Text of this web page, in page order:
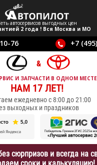
автосервисов выгодныx цен
2 года ! Вся Москва и МО
76 +7
И ЗАПЧАСТИ В ОДНОМ МЕСТЕ
НАМ 17 ЛЕТ!
ежедневно с 8:00 до 21:00
выходных и праздников
сюрпризов и всегда на